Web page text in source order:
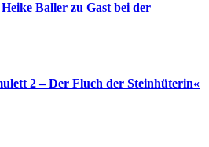
Baller zu Gast bei der
2 – Der Fluch der Steinhüterin«